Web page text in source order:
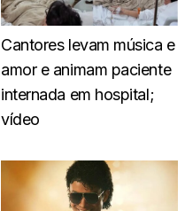
Cantores levam música e
amor e animam paciente
internada em hospital;
vídeo